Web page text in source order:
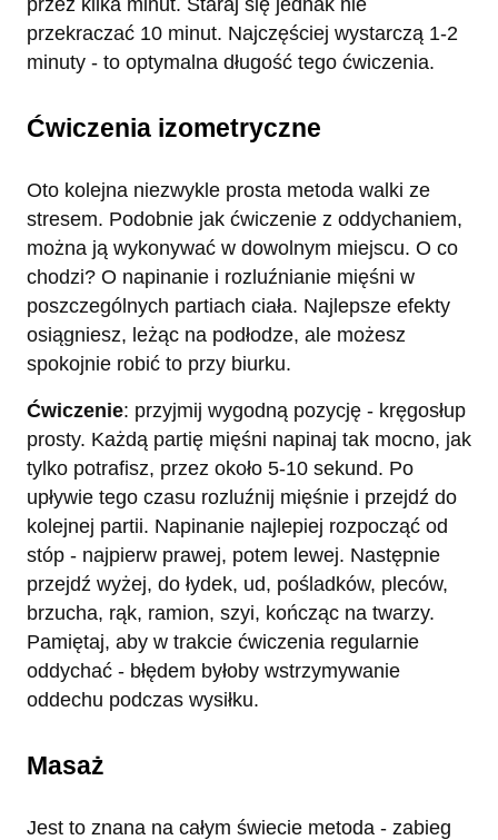
przez kilka minut. Staraj się jednak nie
przekraczać 10 minut. Najczęściej wystarczą 1-2
minuty - to optymalna długość tego ćwiczenia.
Ćwiczenia izometryczne
Oto kolejna niezwykle prosta metoda walki ze
stresem. Podobnie jak ćwiczenie z oddychaniem,
można ją wykonywać w dowolnym miejscu. O co
chodzi? O napinanie i rozluźnianie mięśni w
poszczególnych partiach ciała. Najlepsze efekty
osiągniesz, leżąc na podłodze, ale możesz
spokojnie robić to przy biurku.
Ćwiczenie: przyjmij wygodną pozycję - kręgosłup
prosty. Każdą partię mięśni napinaj tak mocno, jak
tylko potrafisz, przez około 5-10 sekund. Po
upływie tego czasu rozluźnij mięśnie i przejdź do
kolejnej partii. Napinanie najlepiej rozpocząć od
stóp - najpierw prawej, potem lewej. Następnie
przejdź wyżej, do łydek, ud, pośladków, pleców,
brzucha, rąk, ramion, szyi, kończąc na twarzy.
Pamiętaj, aby w trakcie ćwiczenia regularnie
oddychać - błędem byłoby wstrzymywanie
oddechu podczas wysiłku.
Masaż
Jest to znana na całym świecie metoda - zabieg